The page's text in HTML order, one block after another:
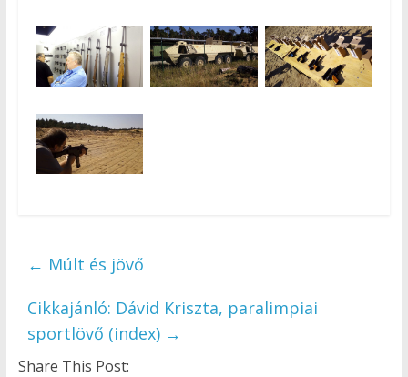
← Múlt és jövő
Cikkajánló: Dávid Kriszta, paralimpiai
sportlövő (index) →
Share This Post: